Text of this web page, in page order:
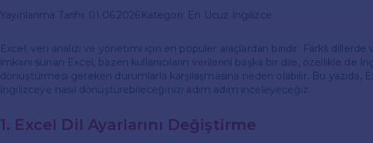
Yayınlanma Tarihi: 01.06.2026 Kategori: En Ucuz İngilizce
Excel, veri analizi ve yönetimi için en popüler araçlardan biridir. Farklı dillerde
imkanı sunan Excel, bazen kullanıcıların verilerini başka bir dile, özellikle de
dönüştürmesi gereken durumlarla karşılaşmasına neden olabilir. Bu yazıda,
İngilizceye nasıl dönüştürebileceğinizi adım adım inceleyeceğiz.
1. Excel Dil Ayarlarını Değiştirme